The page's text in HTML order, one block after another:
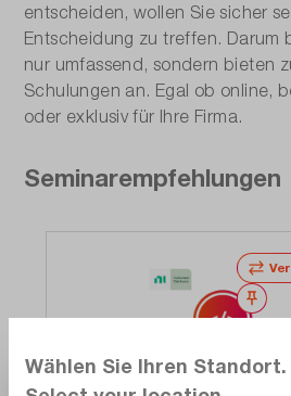
entscheiden, wollen Sie sicher
Entscheidung zu treffen. Darum
nur umfassend, sondern bieten
Schulungen an. Egal ob online,
oder exklusiv für Ihre Firma.
Seminarempfehlungen
Wählen Sie Ihren Standort.